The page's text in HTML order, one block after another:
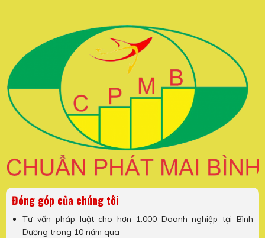
Đóng góp của chúng tôi
Tư vấn pháp luật cho hơn 1.000 Doanh nghiệp tại Bình
Dương trong 10 năm qua